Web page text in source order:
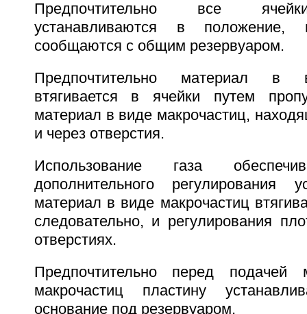
Предпочтительно все
устанавливаются в
сообщаются с общим резервуаром.
Предпочтительно материал в
втягивается в ячейки путем
материал в виде макрочастиц,
и через отверстия.
Использование газа
дополнительного
материал в виде макрочастиц
следовательно, и регулирования
отверстиях.
Предпочтительно перед
макрочастиц пластину
основание под резервуаром.